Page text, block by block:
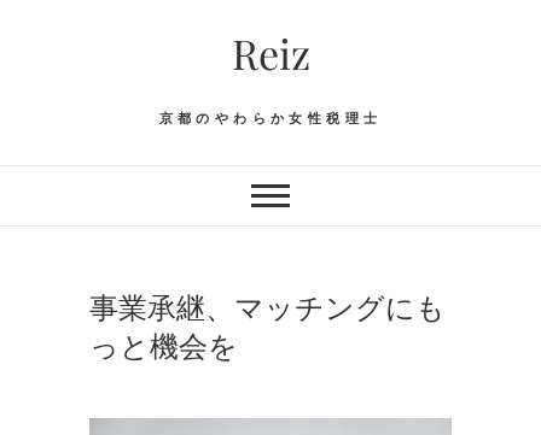
Reiz
京都のやわらか女性税理士
事業承継、マッチングにも
っと機会を